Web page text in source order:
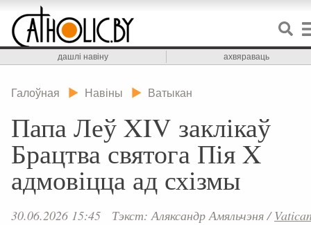
дашлі навіну ахвяраваць
Галоўная Навіны Ватыкан
Папа Леў XIV заклікаў
Брацтва святога Пія X
адмовіцца ад схізмы
30.06.2026 15:45 Тэкст: Аляксандр Амяльчэня/